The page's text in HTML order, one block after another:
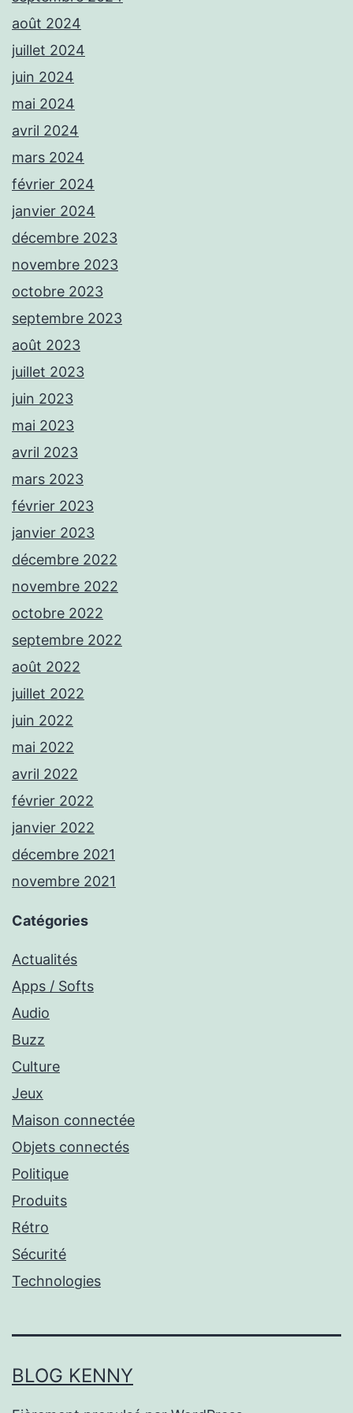
août 2024
juillet 2024
juin 2024
mai 2024
avril 2024
mars 2024
février 2024
janvier 2024
décembre 2023
novembre 2023
octobre 2023
septembre 2023
août 2023
juillet 2023
juin 2023
mai 2023
avril 2023
mars 2023
février 2023
janvier 2023
décembre 2022
novembre 2022
octobre 2022
septembre 2022
août 2022
juillet 2022
juin 2022
mai 2022
avril 2022
février 2022
janvier 2022
décembre 2021
novembre 2021
Catégories
Actualités
Apps / Softs
Audio
Buzz
Culture
Jeux
Maison connectée
Objets connectés
Politique
Produits
Rétro
Sécurité
Technologies
BLOG KENNY